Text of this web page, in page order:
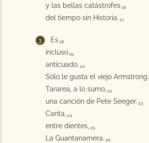
y las bellas catástrofes 16
del tiempo sin Historia. 17
Es 18
incluso 19
anticuado. 20
Sólo le gusta el viejo Armstrong.
Tararea, a lo sumo, 22
una canción de Pete Seeger. 23
Canta, 24
entre dientes, 25
La Guantanamera. 26